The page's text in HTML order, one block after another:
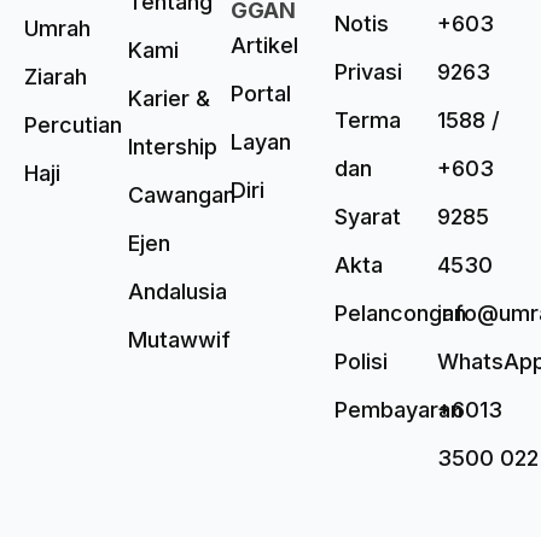
Umrah
Ziarah
Percutian
Haji
Kami
Karier &
Intership
Cawangan
Ejen
Andalusia
Mutawwif
GGAN
Artikel
Portal
Layan
Diri
Notis
Privasi
Terma
dan
Syarat
Akta
Pelancongan
Polisi
Pembayaran
+603
9263
1588 /
+603
9285
4530
+6013
3500 022